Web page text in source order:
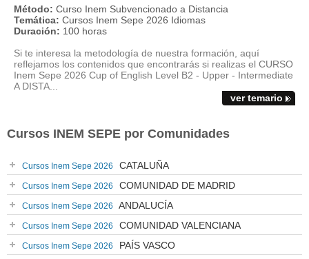
Método: Curso Inem Subvencionado a Distancia
Temática: Cursos Inem Sepe 2026 Idiomas
Duración: 100 horas
Si te interesa la metodología de nuestra formación, aquí
reflejamos los contenidos que encontrarás si realizas el CURSO
Inem Sepe 2026 Cup of English Level B2 - Upper - Intermediate
A DISTA...
ver temario
Cursos INEM SEPE por Comunidades
Cursos Inem Sepe 2026 CATALUÑA
Cursos Inem Sepe 2026 COMUNIDAD DE MADRID
Cursos Inem Sepe 2026 ANDALUCÍA
Cursos Inem Sepe 2026 COMUNIDAD VALENCIANA
Cursos Inem Sepe 2026 PAÍS VASCO